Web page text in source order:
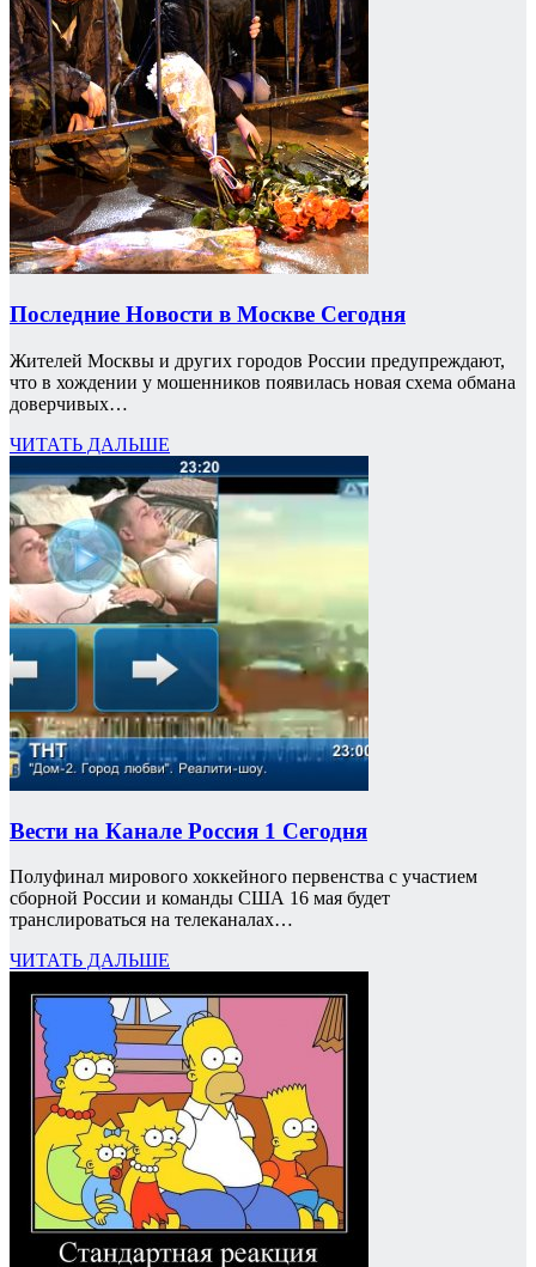
Последние Новости в Москве Сегодня
Жителей Москвы и других городов России предупреждают,
что в хождении у мошенников появилась новая схема обмана
доверчивых…
ЧИТАТЬ ДАЛЬШЕ
Вести на Канале Россия 1 Сегодня
Полуфинал мирового хоккейного первенства с участием
сборной России и команды США 16 мая будет
транслироваться на телеканалах…
ЧИТАТЬ ДАЛЬШЕ